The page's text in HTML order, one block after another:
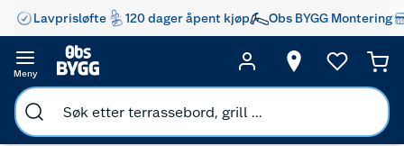
Lavprisløfte 120 dager åpent kjøp Obs BYGG Montering
Meny